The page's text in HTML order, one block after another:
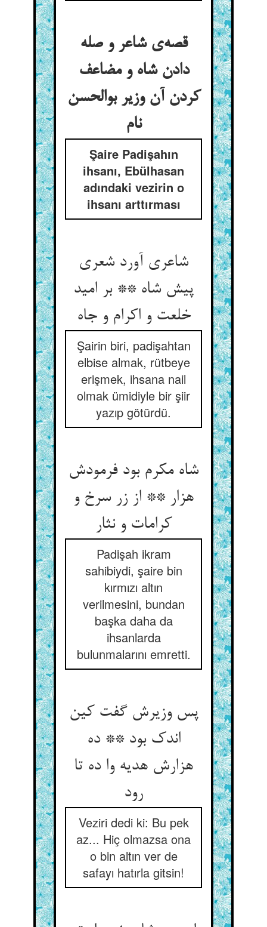
قصه‌ی شاعر و صله
دادن شاه و مضاعف
کردن آن وزیر بوالحسن
نام
Şaire Padişahın
ihsanı, Ebülhasan
adındaki vezirin o
ihsanı arttırması
شاعری آورد شعری
پیش شاه ** بر امید
خلعت و اکرام و جاه
Şairin biri, padişahtan
elbise almak, rütbeye
erişmek, ihsana nail
olmak ümidiyle bir şiir
yazıp götürdü.
شاه مکرم بود فرمودش
هزار ** از زر سرخ و
کرامات و نثار
Padişah ikram
sahibiydi, şaire bin
kırmızı altın
verilmesini, bundan
başka daha da
ihsanlarda
bulunmalarını emretti.
پس وزیرش گفت کین
اندک بود ** ده
هزارش هدیه وا ده تا
رود
Veziri dedi ki: Bu pek
az... Hiç olmazsa ona
o bin altın ver de
safayı hatırla gitsin!